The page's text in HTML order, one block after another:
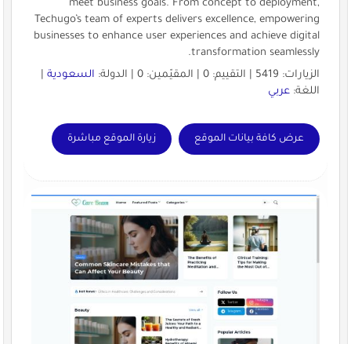
meet business goals. From concept to deployment,
Techugo’s team of experts delivers excellence, empowering
businesses to enhance user experiences and achieve digital
transformation seamlessly.
الزيارات: 5419 | التقييم: 0 | المقيّمين: 0 | الدولة:
السعودية|
اللغة: عربي
عرض كافة بيانات الموقع زيارة الموقع مباشرة